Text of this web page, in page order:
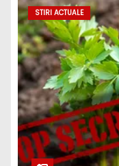
STIRI ACTUALE